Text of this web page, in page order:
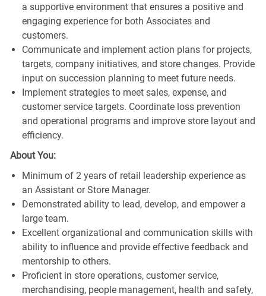
a supportive environment that ensures a positive and
engaging experience for both Associates and
customers.
Communicate and implement action plans for projects,
targets, company initiatives, and store changes. Provide
input on succession planning to meet future needs.
Implement strategies to meet sales, expense, and
customer service targets. Coordinate loss prevention
and operational programs and improve store layout and
efficiency.
About You:
Minimum of 2 years of retail leadership experience as
an Assistant or Store Manager.
Demonstrated ability to lead, develop, and empower a
large team.
Excellent organizational and communication skills with
ability to influence and provide effective feedback and
mentorship to others.
Proficient in store operations, customer service,
merchandising, people management, health and safety,